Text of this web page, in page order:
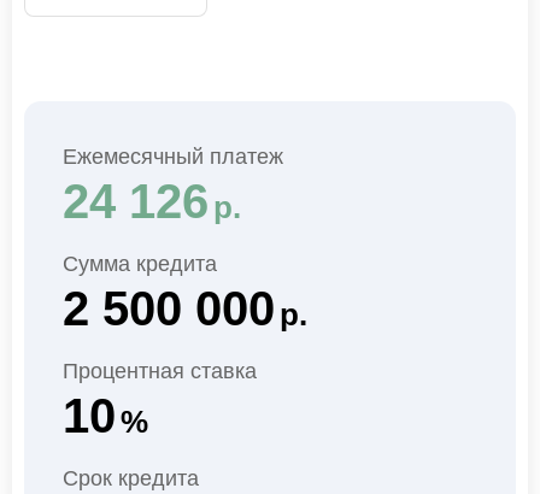
Ежемесячный платеж
24 126 р.
Сумма кредита
2 500 000 р.
Процентная ставка
10%
Срок кредита